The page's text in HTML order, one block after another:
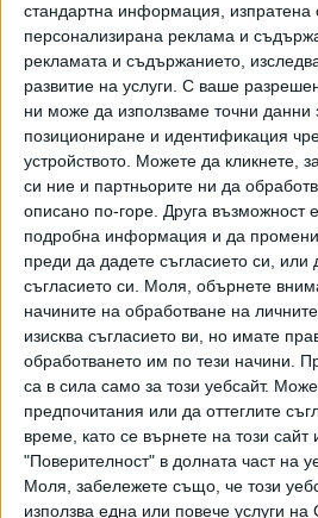
стандартна информация, изпратена
персонализирана реклама и
рекламата и съдържанието,
развитие на услуги. С ваше
ни може да използваме точни данни
позициониране и идентификация
устройството. Можете да кликнете,
си ние и партньорите ни да
описано по-горе. Друга възможност
подробна информация и да
преди да дадете съгласието си, или
съгласието си. Моля, обърнете
начините на обработване на
изисква съгласието ви, но имате
обработването им по тези начини.
са в сила само за този уебсайт.
предпочитания или да оттеглите
време, като се върнете на този сайт
"Поверителност" в долната част на
Моля, забележете също, че този
използва една или повече услуги
Разминавания
Анализът констатира сериозни
основни изследвани от ИПИ
60% от изучаваните професии в
Приемът в професии, свързани
стопанство например е 7%,
сфера от всички заети лица с
квалификация в икономиката са
че разширеният прием на
сектор вероятно цели по-скоро
създадените аграрни техникуми
В преработващата
- заетите с професионална
много - 34%, но приемът в
само 13% от целия план-прием в